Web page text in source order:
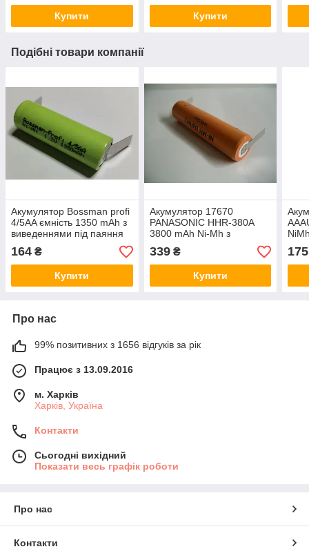
Купити Купити
Подібні товари компанії
Акумулятор Bossman profi
4/5AA ємність 1350 mAh з
виведеннями під паяння
164 ₴
Купити
Акумулятор 17670
PANASONIC HHR-380A
3800 mAh Ni-Mh з
виведеннями під паяння
339₴
Купити
175
Про нас
99% позитивних з 1656 відгуків за рік
Працює з 13.09.2016
м. Харків
Харків, Україна
Контакти
Сьогодні вихідний
Показати весь графік роботи
Про нас
Контакти